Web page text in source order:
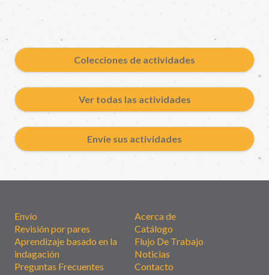
Colecciones de actividades
Ver todas las actividades
Envíe sus actividades
Envío
Revisión por pares
Aprendizaje basado en la
indagación
Preguntas Frecuentes
Acerca de
Catálogo
Flujo De Trabajo
Noticias
Contacto